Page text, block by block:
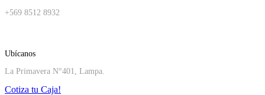
+569 8512 8932
Ubícanos
La Primavera N°401, Lampa.
Cotiza tu Caja!